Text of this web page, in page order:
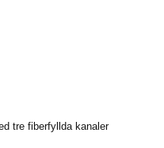
tre fiberfyllda kanaler